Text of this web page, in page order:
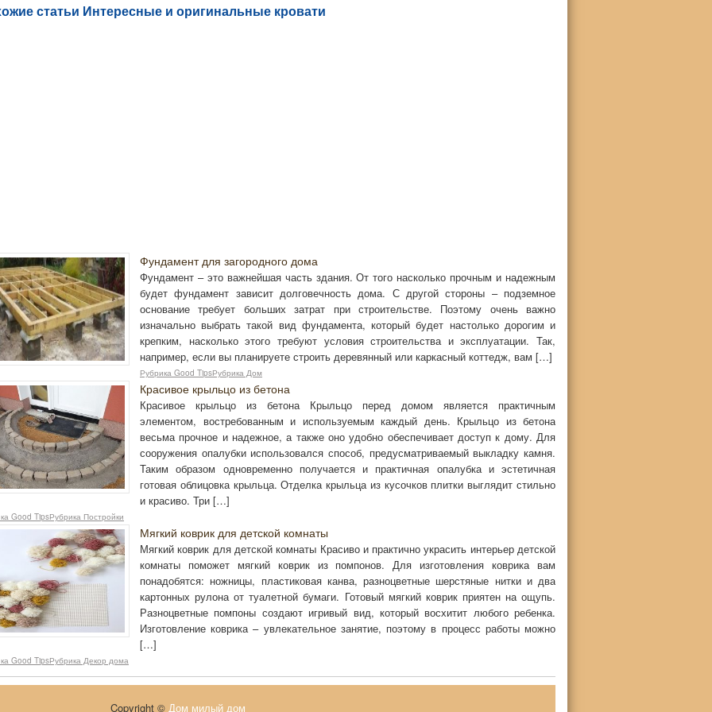
статьи Интересные и оригинальные кровати
Фундамент для загородного дома
Фундамент – это важнейшая часть здания. От того насколько прочным и надежным
будет фундамент зависит долговечность дома. С другой стороны – подземное
основание требует больших затрат при строительстве. Поэтому очень важно
изначально выбрать такой вид фундамента, который будет настолько дорогим и
крепким, насколько этого требуют условия строительства и эксплуатации. Так,
например, если вы планируете строить деревянный или каркасный коттедж, вам […]
Рубрика Good TipsРубрика Дом
Красивое крыльцо из бетона
Красивое крыльцо из бетона Крыльцо перед домом является практичным
элементом, востребованным и используемым каждый день. Крыльцо из бетона
весьма прочное и надежное, а также оно удобно обеспечивает доступ к дому. Для
сооружения опалубки использовался способ, предусматриваемый выкладку камня.
Таким образом одновременно получается и практичная опалубка и эстетичная
готовая облицовка крыльца. Отделка крыльца из кусочков плитки выглядит стильно
и красиво. Три […]
Good TipsРубрика Постройки
Мягкий коврик для детской комнаты
Мягкий коврик для детской комнаты Красиво и практично украсить интерьер детской
комнаты поможет мягкий коврик из помпонов. Для изготовления коврика вам
понадобятся: ножницы, пластиковая канва, разноцветные шерстяные нитки и два
картонных рулона от туалетной бумаги. Готовый мягкий коврик приятен на ощупь.
Разноцветные помпоны создают игривый вид, который восхитит любого ребенка.
Изготовление коврика – увлекательное занятие, поэтому в процесс работы можно
[…]
Good TipsРубрика Декор дома
Copyright © Дом милый дом